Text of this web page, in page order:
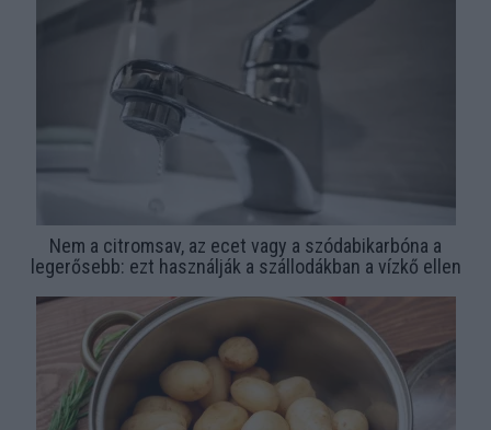
Nem a citromsav, az ecet vagy a szódabikarbóna a
legerősebb: ezt használják a szállodákban a vízkő ellen